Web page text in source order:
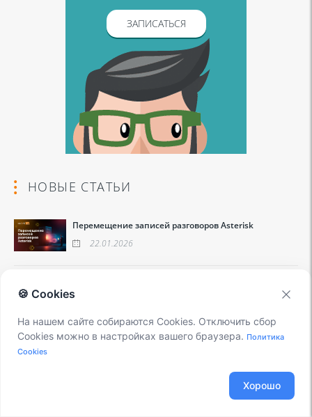
ЗАПИСАТЬСЯ
НОВЫЕ СТАТЬИ
Перемещение записей разговоров Asterisk
22.01.2026
🍪 Cookies
На нашем сайте собираются Cookies. Отключить сбор
Cookies можно в настройках вашего браузера. Политика
Cookies
Хорошо